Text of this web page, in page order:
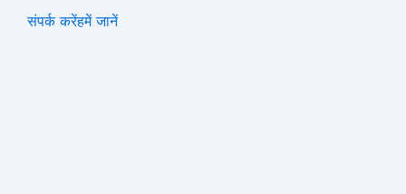
संपर्क करेंहमें जानें